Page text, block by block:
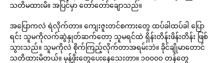
သတိမထားမိ။ အပြင်မှာ တော်တော်ချောသည်။
အပြောကလဲ ရဲလိုက်တာ။ ကျေးဇူးတင်စကားတွေ ထပ်ခါထပ်ခါ ပြော
ရင်း သူမကိုလက်ဆွဲနှုတ်ဆက်တော့ သူမရင်ထဲ ရှိန်းတိန်းဖိန်းတိန်း ဖြစ်
သွားသည်။ သူမကိုလဲ စိုက်ကြည့်လိုက်တာအရမ်းဘဲ။ ခိုင်ချိုမာတောင်
သတိထားမိတယ်။ မုန့်ဖိုးတွေပေးနေသေးတာ။ ၁၀၀၀၀ တန်တွေ